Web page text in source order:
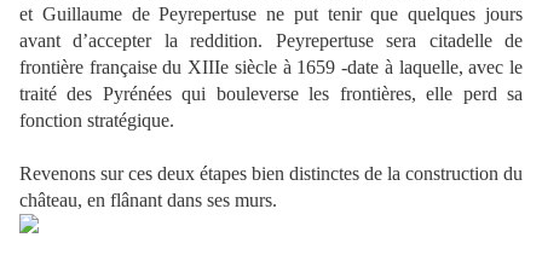
et Guillaume de Peyrepertuse ne put tenir que quelques jours
avant d’accepter la reddition. Peyrepertuse sera citadelle de
frontière française du XIIIe siècle à 1659 -date à laquelle, avec le
traité des Pyrénées qui bouleverse les frontières, elle perd sa
fonction stratégique.
Revenons sur ces deux étapes bien distinctes de la construction du
château, en flânant dans ses murs.